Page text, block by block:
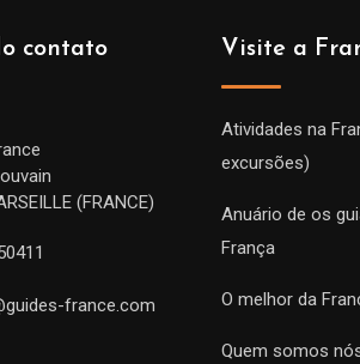
contato
(FRANCE)
france.com
Visite a
Atividades na
excursões)
Anuário de os
França
O melhor da
Quem somos